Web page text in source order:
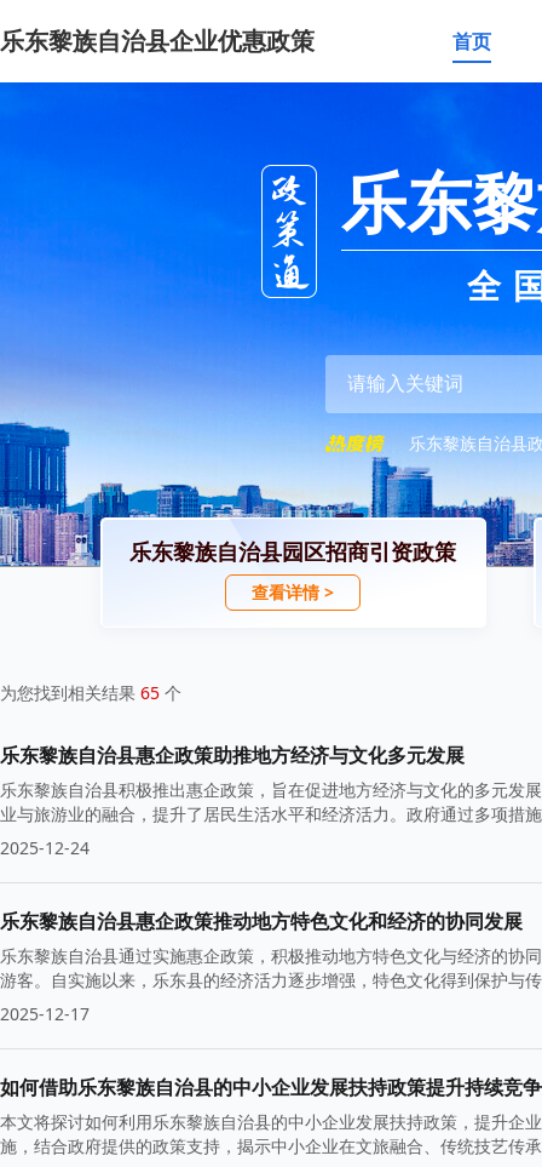
乐东黎族自治县企业优惠政策 首页
乐东
全
乐东黎族自治县
乐东黎族自治县园区招商引资政策
查看详情 >
为您找到相关结果 65 个
乐东黎族自治县惠企政策助推地方经济与文化多元发展
乐东黎族自治县积极推出惠企政策，旨在促进地方经济与文化的多元发
业与旅游业的融合，提升了居民生活水平和经济活力。政府通过多项措
2025-12-24
乐东黎族自治县惠企政策推动地方特色文化和经济的协同发展
乐东黎族自治县通过实施惠企政策，积极推动地方特色文化与经济的协
游客。自实施以来，乐东县的经济活力逐步增强，特色文化得到保护与
2025-12-17
如何借助乐东黎族自治县的中小企业发展扶持政策提升持续竞
本文将探讨如何利用乐东黎族自治县的中小企业发展扶持政策，提升企
施，结合政府提供的政策支持，揭示中小企业在文旅融合、传统技艺传